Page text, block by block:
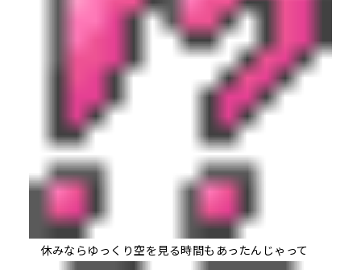
休みならゆっくり空を見る時間もあったんじゃって